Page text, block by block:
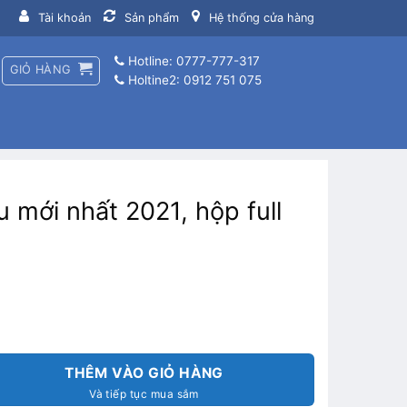
Tài khoản Sản phẩm Hệ thống cửa hàng
GIỎ HÀNG
Hotline: 0777-777-317
Holtine2: 0912 751 075
mới nhất 2021, hộp full
THÊM VÀO GIỎ HÀNG